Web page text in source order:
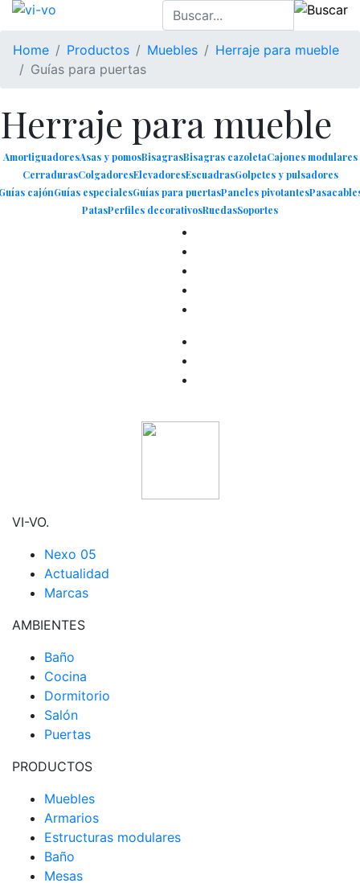
Home Productos Muebles
Herraje para mueble
Guías para puertas
Herraje para mueble
AmortiguadoresAsas y pomosBisagrasBisagras cazoletaCajones modulares
CerradurasColgadoresElevadoresEscuadrasGolpetes y pulsadores
cajónGuías especialesGuías para puertasPaneles pivotantes
PatasPerfiles decorativosRuedasSoportes
VI-VO.
Nexo 05
Actualidad
Marcas
AMBIENTES
Baño
Cocina
Dormitorio
Salón
Puertas
PRODUCTOS
Muebles
Armarios
Estructuras modulares
Baño
Mesas